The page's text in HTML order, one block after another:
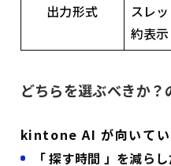
出力形式
スレ
約表示
どちらを選ぶべきか？
kintone AI が向いてい
「 探す時間 」を減ら